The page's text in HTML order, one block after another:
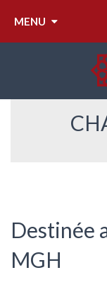
MENU
Destinée
MGH